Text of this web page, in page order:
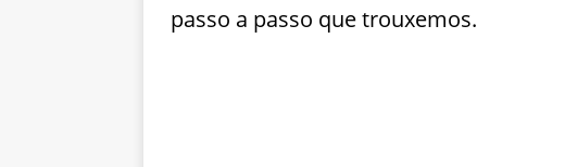
passo a passo que trouxemos.